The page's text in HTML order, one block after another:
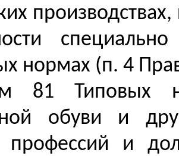
нормах (п. 4
81 Типовых
обуви и
профессий и